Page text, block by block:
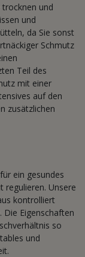
und
und
da Sie sonst
Schmutz
Teil des
mit einer
auf den
zusätzlichen
ein gesundes
regulieren. Unsere
kontrolliert
Die Eigenschaften
so
und